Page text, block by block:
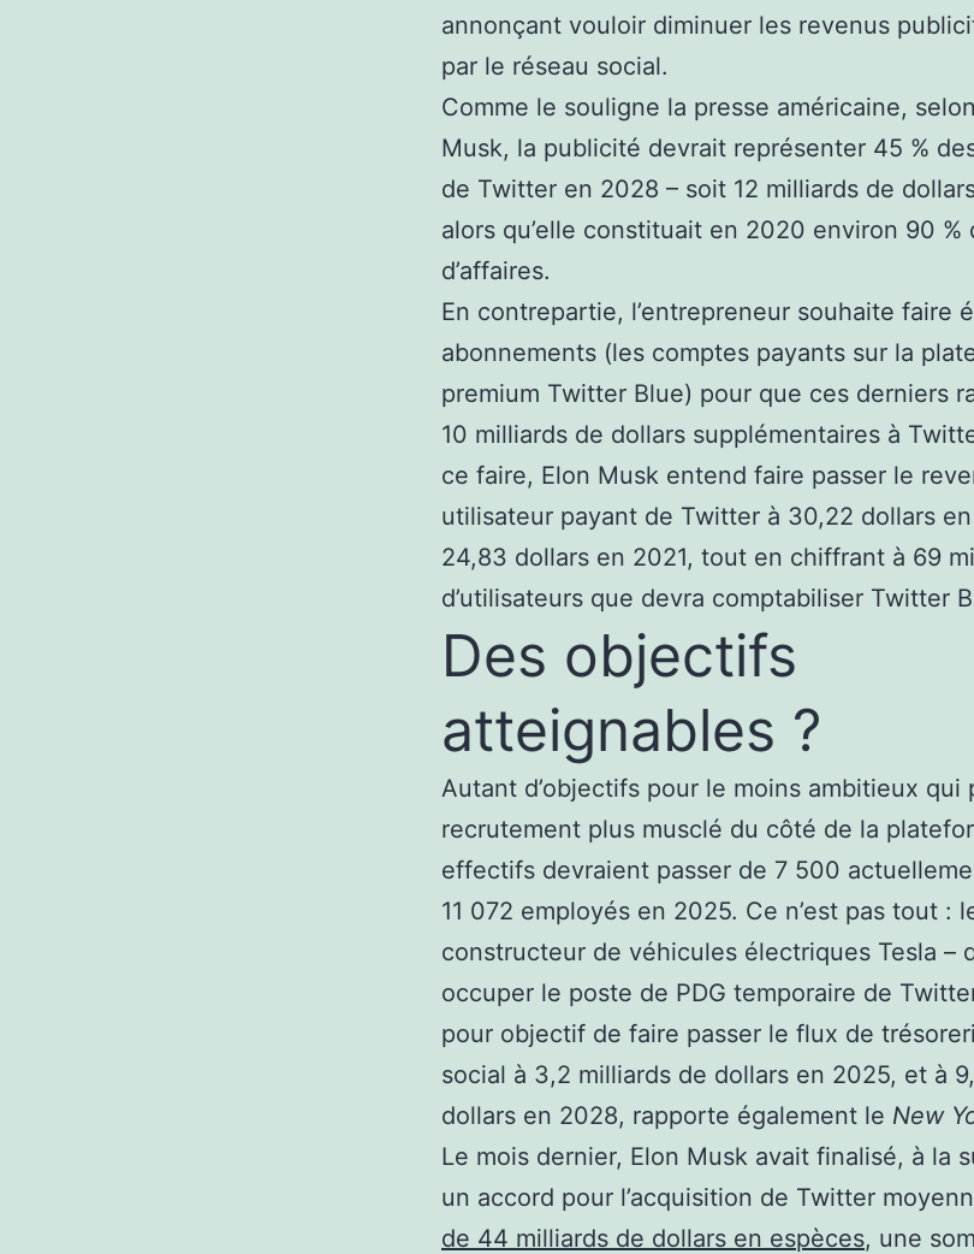
annonçant vouloir diminuer les revenus
par le réseau social.
Comme le souligne la presse américaine,
Musk, la publicité devrait représenter 45 %
de Twitter en 2028 – soit 12 milliards de
alors qu’elle constituait en 2020 environ 90 %
d’affaires.
En contrepartie, l’entrepreneur souhaite faire
abonnements (les comptes payants sur la
premium Twitter Blue) pour que ces derniers
10 milliards de dollars supplémentaires à
ce faire, Elon Musk entend faire passer le
utilisateur payant de Twitter à 30,22 dollars
24,83 dollars en 2021, tout en chiffrant à 69
d’utilisateurs que devra comptabiliser Twitter
Des objectifs
atteignables ?
Autant d’objectifs pour le moins ambitieux qui
recrutement plus musclé du côté de la
effectifs devraient passer de 7 500
11 072 employés en 2025. Ce n’est pas tout :
constructeur de véhicules électriques Tesla –
occuper le poste de PDG temporaire de
pour objectif de faire passer le flux de
social à 3,2 milliards de dollars en 2025, et à
dollars en 2028, rapporte également le New
Le mois dernier, Elon Musk avait finalisé, à la
un accord pour l’acquisition de Twitter
de 44 milliards de dollars en espèces, une